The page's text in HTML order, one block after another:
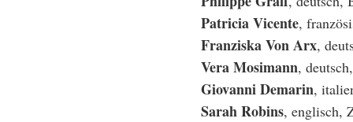
Patricia Vicente,
Franziska Von Arx,
Vera Mosimann,
Giovanni Demarin,
Sarah Robins, englisch,